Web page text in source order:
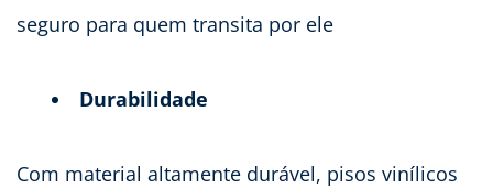
seguro para quem transita por ele
Durabilidade
Com material altamente durável, pisos vinílicos